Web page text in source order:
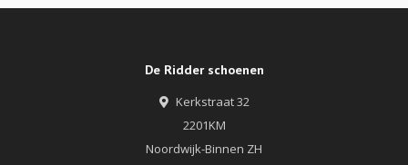
De Ridder schoenen
Kerkstraat 32
2201KM
Noordwijk-Binnen ZH